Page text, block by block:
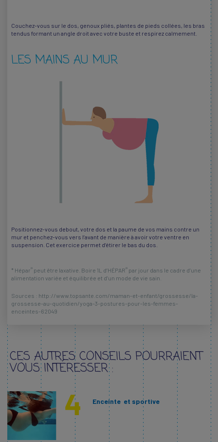
Couchez-vous sur le dos, genoux pliés, plantes de pieds collées, les bras
tendus formant un angle droit avec votre buste et respirez calmement.
LES MAINS AU MUR
Positionnez-vous debout, votre dos et la paume de vos mains contre un
mur et penchez-vous vers l’avant de manière à avoir votre ventre en
suspension. Cet exercice permet d’étirer le bas du dos.
* Hépar®peut être laxative. Boire 1L d’HÉPAR®par jour dans le cadre d’une
alimentation variée et équilibrée et d’un mode de vie sain.
Sources : http://www.topsante.com/maman-et-enfant/grossesse/la-
grossesse-au-quotidien/yoga-3-postures-pour-les-femmes-
enceintes-62049
CES AUTRES CONSEILS POURRAIENT
VOUS INTÉRESSER :
Enceinte et sportive